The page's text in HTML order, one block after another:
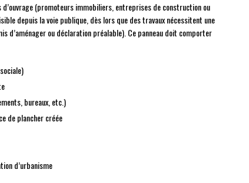
d’ouvrage (promoteurs immobiliers, entreprises de construction ou
depuis la voie publique, dès lors que des travaux nécessitent une
d’aménager ou déclaration préalable). Ce panneau doit comporter
bureaux, etc.)
de plancher créée
d’urbanisme